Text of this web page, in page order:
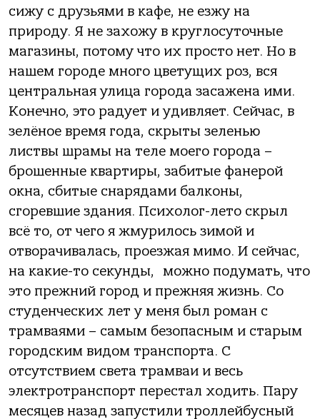
сижу с друзьями в кафе, не езжу на
природу. Я не захожу в круглосуточные
магазины, потому что их просто нет. Но в
нашем городе много цветущих роз, вся
центральная улица города засажена ими.
Конечно, это радует и удивляет. Сейчас, в
зелёное время года, скрыты зеленью
листвы шрамы на теле моего города –
брошенные квартиры, забитые фанерой
окна, сбитые снарядами балконы,
сгоревшие здания. Психолог-лето скрыл
всё то, от чего я жмурилось зимой и
отворачивалась, проезжая мимо. И сейчас,
на какие-то секунды, можно подумать, что
это прежний город и прежняя жизнь. Со
студенческих лет у меня был роман с
трамваями – самым безопасным и старым
городским видом транспорта. С
отсутствием света трамваи и весь
электротранспорт перестал ходить. Пару
месяцев назад запустили троллейбусный